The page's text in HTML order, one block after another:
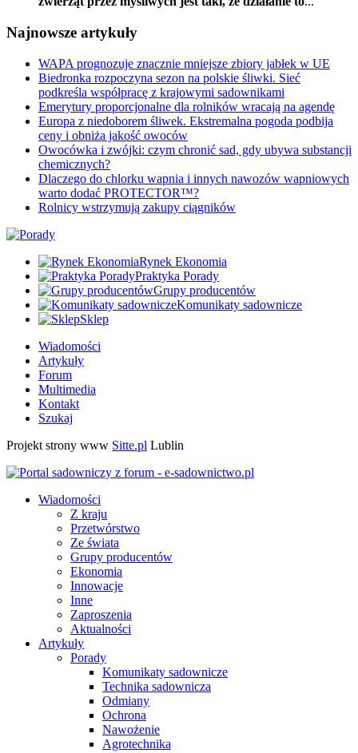
Najnowsze artykuły
WAPA prognozuje znacznie mniejsze zbiory jabłek w UE
Biedronka rozpoczyna sezon na polskie śliwki. Sieć
podkreśla współpracę z krajowymi sadownikami
Emerytury proporcjonalne dla rolników wracają na agendę
Europa z niedoborem śliwek. Ekstremalna pogoda podbija
ceny i obniża jakość owoców
Owocówka i zwójki: czym chronić sad, gdy ubywa substancji
chemicznych?
Dlaczego do chlorku wapnia i innych nawozów wapniowych
warto dodać PROTECTOR™?
Rolnicy wstrzymują zakupy ciągników
Rynek Ekonomia
Praktyka Porady
Grupy producentów
Komunikaty sadownicze
Sklep
Wiadomości
Artykuły
Forum
Multimedia
Kontakt
Szukaj
Projekt strony www Sitte.pl Lublin
Wiadomości
Z kraju
Przetwórstwo
Ze świata
Grupy producentów
Ekonomia
Innowacje
Inne
Zaproszenia
Aktualności
Artykuły
Porady
Komunikaty sadownicze
Technika sadownicza
Odmiany
Ochrona
Nawożenie
Agrotechnika